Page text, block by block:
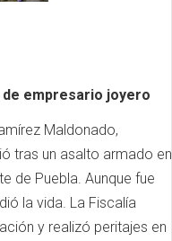
empresario joyero
Maldonado,
tras un asalto armado en
de Puebla. Aunque fue
la vida. La Fiscalía
y realizó peritajes en